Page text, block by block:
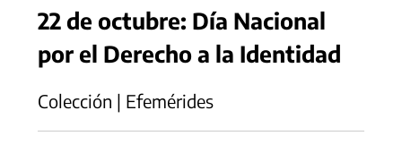
22 de octubre: Día Nacional
por el Derecho a la Identidad
Colección | Efemérides